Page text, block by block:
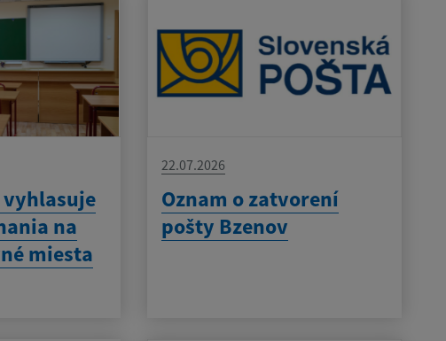
vyhlasuje
na
miesta
22.07.2026
Oznam o zatvorení
pošty Bzenov